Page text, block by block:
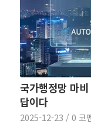
국가행정망 마
답이다
2025-12-23 / 0 코